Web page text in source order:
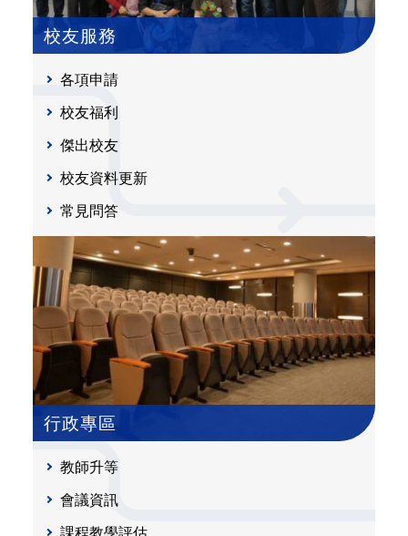
校友服務
各項申請
校友福利
傑出校友
校友資料更新
常見問答
行政專區
教師升等
會議資訊